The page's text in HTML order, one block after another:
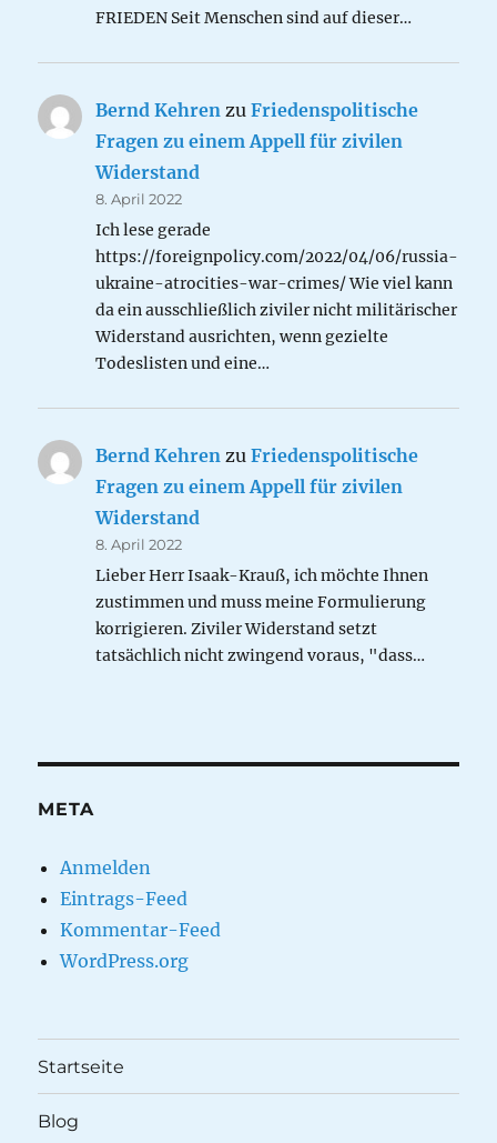
FRIEDEN Seit Menschen sind auf dieser…
Bernd Kehren zuFriedenspolitische
Fragen zu einem Appell für zivilen
Widerstand
8. April 2022
Ich lese gerade
https://foreignpolicy.com/2022/04/06/russia-
ukraine-atrocities-war-crimes/ Wie viel kann
da ein ausschließlich ziviler nicht militärischer
Widerstand ausrichten, wenn gezielte
Todeslisten und eine…
Bernd Kehren zuFriedenspolitische
Fragen zu einem Appell für zivilen
Widerstand
8. April 2022
Lieber Herr Isaak-Krauß, ich möchte Ihnen
zustimmen und muss meine Formulierung
korrigieren. Ziviler Widerstand setzt
tatsächlich nicht zwingend voraus, "dass…
META
Anmelden
Eintrags-Feed
Kommentar-Feed
WordPress.org
Startseite
Blog